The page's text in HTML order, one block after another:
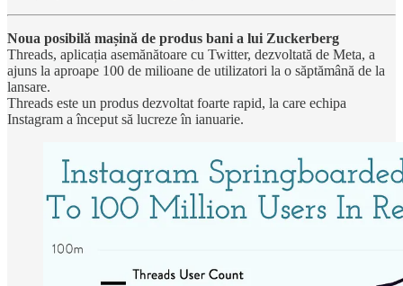
Noua posibilă mașină de produs bani a lui Zuckerberg
Threads, aplicația asemănătoare cu Twitter, dezvoltată de Meta, a
ajuns la aproape 100 de milioane de utilizatori la o săptămână de la
lansare.
Threads este un produs dezvoltat foarte rapid, la care echipa
Instagram a început să lucreze în ianuarie.